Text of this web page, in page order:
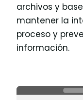
archivos y
mantener la
proceso y
información.